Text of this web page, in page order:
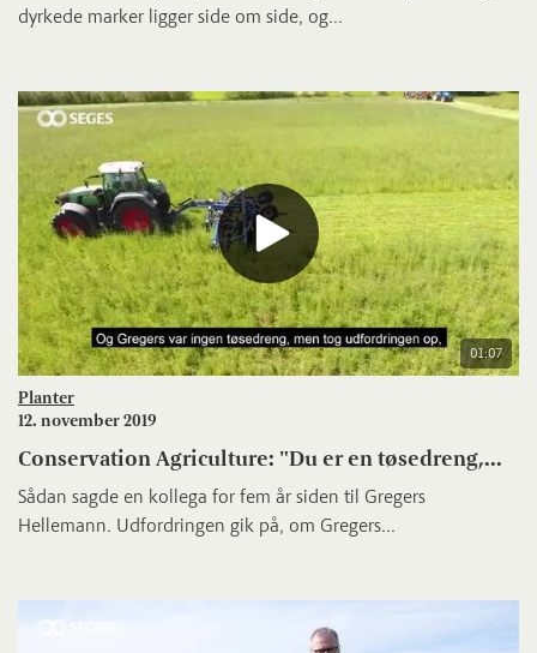
dyrkede marker ligger side om side, og...
01:07
Planter
12. november 2019
Conservation Agriculture: "Du er en tøsedreng,...
Sådan sagde en kollega for fem år siden til Gregers
Hellemann. Udfordringen gik på, om Gregers...